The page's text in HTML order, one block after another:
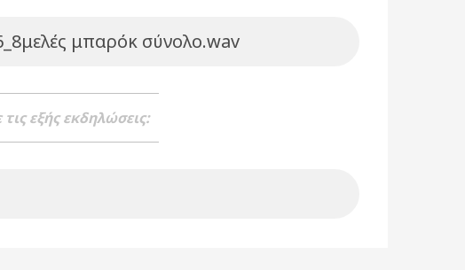
μπαρόκ σύνολο.wav
εξής εκδηλώσεις: